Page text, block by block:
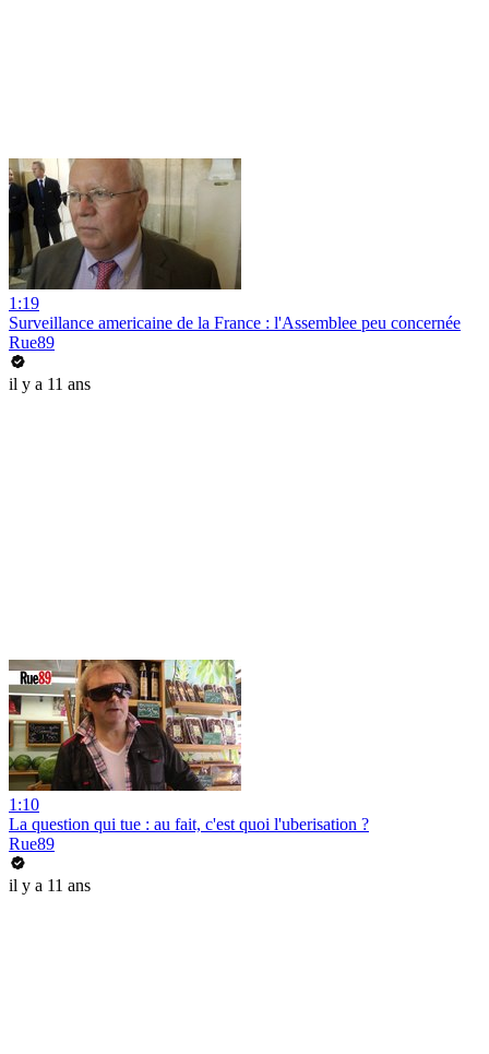
1:19
Surveillance americaine de la France : l'Assemblee peu concernée
Rue89
il y a 11 ans
1:10
La question qui tue : au fait, c'est quoi l'uberisation ?
Rue89
il y a 11 ans